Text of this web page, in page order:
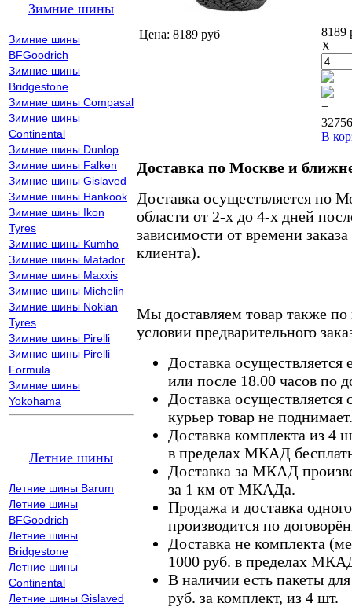
Зимние шины
Зимние шины
BFGoodrich
Зимние шины
Bridgestone
Зимние шины Compasal
Зимние шины
Continental
Зимние шины Dunlop
Зимние шины Falken
Зимние шины Gislaved
Зимние шины Hankook
Зимние шины Ikon
Tyres
Зимние шины Kumho
Зимние шины Matador
Зимние шины Maxxis
Зимние шины Michelin
Зимние шины Nokian
Tyres
Зимние шины Pirelli
Зимние шины Pirelli
Formula
Зимние шины
Yokohama
Летние шины
Летние шины Barum
Летние шины
BFGoodrich
Летние шины
Bridgestone
Летние шины
Continental
Летние шины Gislaved
Цена: 8189 руб
8189
X
=
В
Доставка по Москве и
Доставка осуществляется по
области от 2-х до 4-х дней
зависимости от времени
клиента).
Мы доставляем товар также
условии предварительного
Доставка осуществляется
или после 18.00 часов по
Доставка осуществляется
курьер товар не поднимает.
Доставка комплекта из 4
в пределах МКАД
Доставка за МКАД
за 1 км от МКАДа.
Продажа и доставка
производится по
Доставка не комплекта
1000 руб. в пределах
В наличии есть пакеты
руб. за комплект, из 4 шт.